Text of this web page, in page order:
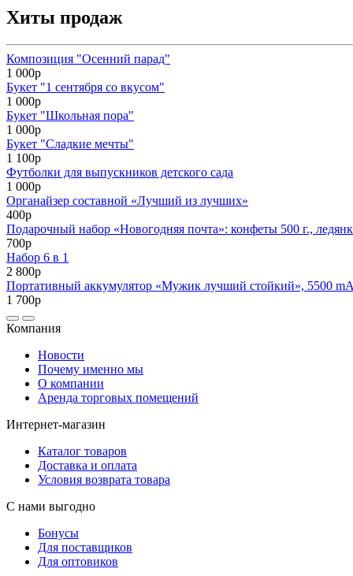
Хиты продаж
Композиция "Осенний парад"
1 000р
Букет "1 сентября со вкусом"
1 000р
Букет "Школьная пора"
1 000р
Букет "Сладкие мечты"
1 100р
Футболки для выпускников детского сада
1 000р
Органайзер составной «Лучший из лучших»
400р
Подарочный набор «Новогодняя почта»: конфеты 500 г.,
700р
Набор 6 в 1
2 800р
Портативный аккумулятор «Мужик лучший стойкий», 5500
1 700р
Компания
Новости
Почему именно мы
О компании
Аренда торговых помещений
Интернет-магазин
Каталог товаров
Доставка и оплата
Условия возврата товара
С нами выгодно
Бонусы
Для поставщиков
Для оптовиков